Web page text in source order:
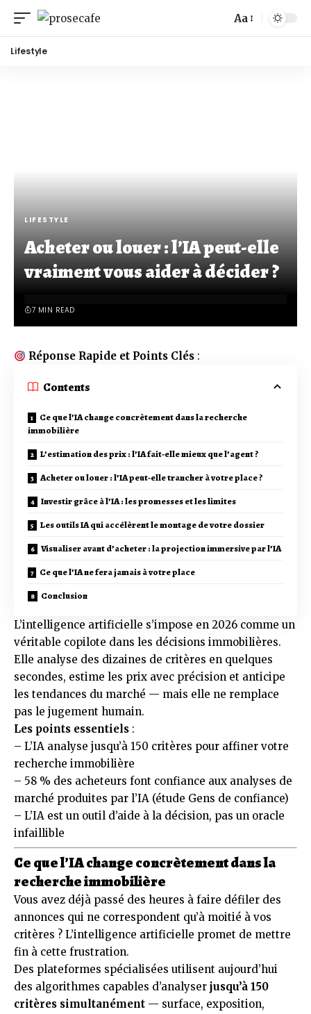
Aa
Lifestyle
LIFESTYLE
Acheter ou louer : l’IA peut-elle
vraiment vous aider à décider ?
7 MIN READ
Réponse Rapide et Points Clés :
Contents
Ce que l’IA change concrètement dans la recherche
immobilière
L’estimation des prix : l’IA fait-elle mieux que l’agent ?
Acheter ou louer : l’IA peut-elle trancher à votre place ?
Investir grâce à l’IA : les promesses et les limites
Les outils IA qui accélèrent le montage de votre dossier
Visualiser avant d’acheter : la projection immersive par l’IA
Ce que l’IA ne fera jamais à votre place
Conclusion
L’intelligence artificielle s’impose en 2026 comme un
véritable copilote dans les décisions immobilières.
Elle analyse des dizaines de critères en quelques
secondes, estime les prix avec précision et anticipe
les tendances du marché — mais elle ne remplace
pas le jugement humain.
Les points essentiels :
– L’IA analyse jusqu’à 150 critères pour affiner votre
recherche immobilière
– 58 % des acheteurs font confiance aux analyses de
marché produites par l’IA (étude Gens de confiance)
– L’IA est un outil d’aide à la décision, pas un oracle
infaillible
Ce que l’IA change concrètement dans la
recherche immobilière
Vous avez déjà passé des heures à faire défiler des
annonces qui ne correspondent qu’à moitié à vos
critères ? L’intelligence artificielle promet de mettre
fin à cette frustration.
Des plateformes spécialisées utilisent aujourd’hui
des algorithmes capables d’analyser jusqu’à 150
critères simultanément — surface, exposition,